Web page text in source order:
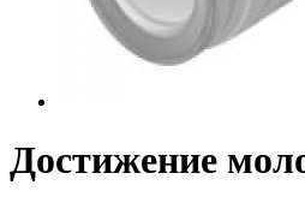
Достижение